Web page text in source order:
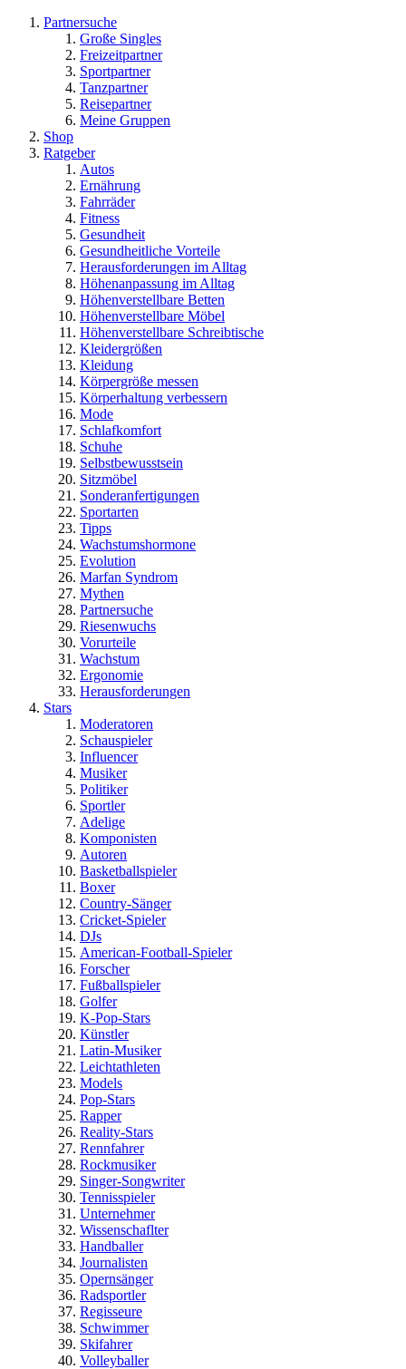
Partnersuche
Große Singles
Freizeitpartner
Sportpartner
Tanzpartner
Reisepartner
Meine Gruppen
Shop
Ratgeber
Autos
Ernährung
Fahrräder
Fitness
Gesundheit
Gesundheitliche Vorteile
Herausforderungen im Alltag
Höhenanpassung im Alltag
Höhenverstellbare Betten
Höhenverstellbare Möbel
Höhenverstellbare Schreibtische
Kleidergrößen
Kleidung
Körpergröße messen
Körperhaltung verbessern
Mode
Schlafkomfort
Schuhe
Selbstbewusstsein
Sitzmöbel
Sonderanfertigungen
Sportarten
Tipps
Wachstumshormone
Evolution
Marfan Syndrom
Mythen
Partnersuche
Riesenwuchs
Vorurteile
Wachstum
Ergonomie
Herausforderungen
Stars
Moderatoren
Schauspieler
Influencer
Musiker
Politiker
Sportler
Adelige
Komponisten
Autoren
Basketballspieler
Boxer
Country-Sänger
Cricket-Spieler
DJs
American-Football-Spieler
Forscher
Fußballspieler
Golfer
K-Pop-Stars
Künstler
Latin-Musiker
Leichtathleten
Models
Pop-Stars
Rapper
Reality-Stars
Rennfahrer
Rockmusiker
Singer-Songwriter
Tennisspieler
Unternehmer
Wissenschaflter
Handballer
Journalisten
Opernsänger
Radsportler
Regisseure
Schwimmer
Skifahrer
Volleyballer